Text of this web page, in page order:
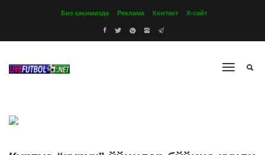
Биз ҳақимизда Реклама Контакт Х-сайт